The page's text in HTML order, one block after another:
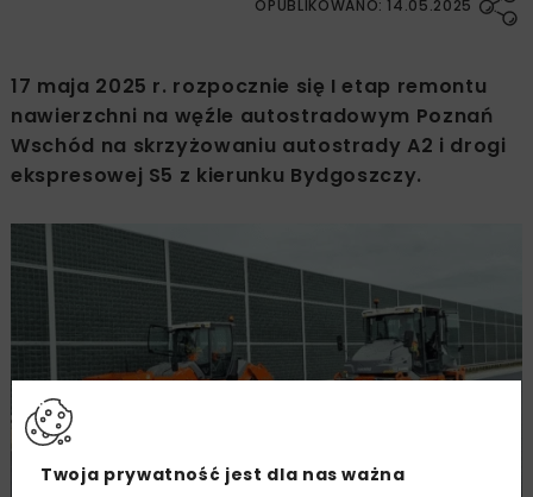
OPUBLIKOWANO: 14.05.2025
17 maja 2025 r. rozpocznie się I etap remontu
nawierzchni na węźle autostradowym Poznań
Wschód na skrzyżowaniu autostrady A2 i drogi
ekspresowej S5 z kierunku Bydgoszczy.
Twoja prywatność jest dla nas ważna